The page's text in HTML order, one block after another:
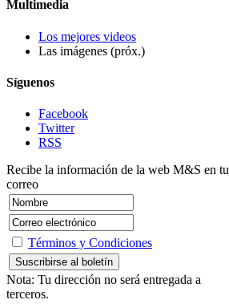
Multimedia
Los mejores videos
Las imágenes (próx.)
Síguenos
Facebook
Twitter
RSS
Recibe la información de la web M&S en tu
correo
Términos y Condiciones
Nota: Tu dirección no será entregada a
terceros.